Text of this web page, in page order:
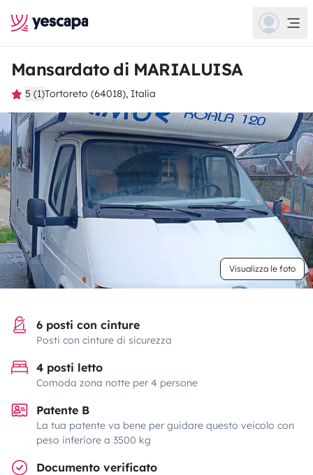
Mansardato di MARIALUISA
5 (1)Tortoreto (64018), Italia
Visualizza le foto
6 posti con cinture
Posti con cinture di sicurezza
4 posti letto
Comoda zona notte per 4 persone
Patente B
La tua patente va bene per guidare questo veicolo con
peso inferiore a 3500 kg
Documento verificato